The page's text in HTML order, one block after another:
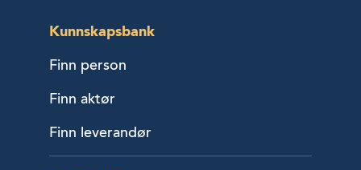
Kunnskapsbank
Finn person
Finn aktør
Finn leverandør